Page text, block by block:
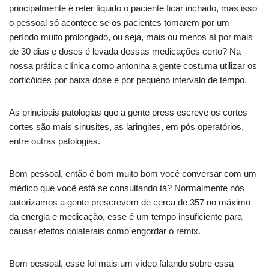
principalmente é reter líquido o paciente ficar inchado, mas isso
o pessoal só acontece se os pacientes tomarem por um
período muito prolongado, ou seja, mais ou menos aí por mais
de 30 dias e doses é levada dessas medicações certo? Na
nossa prática clínica como antonina a gente costuma utilizar os
corticóides por baixa dose e por pequeno intervalo de tempo.
As principais patologias que a gente press escreve os cortes
cortes são mais sinusites, as laringites, em pós operatórios,
entre outras patologias.
Bom pessoal, então é bom muito bom você conversar com um
médico que você está se consultando tá? Normalmente nós
autorizamos a gente prescrevem de cerca de 357 no máximo
da energia e medicação, esse é um tempo insuficiente para
causar efeitos colaterais como engordar o remix.
Bom pessoal, esse foi mais um vídeo falando sobre essa